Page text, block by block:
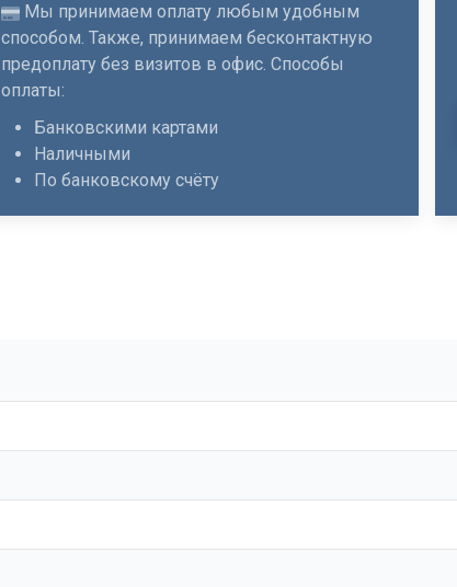
Мы принимаем оплату любым удобным
способом. Также, принимаем бесконтактную
предоплату без визитов в офис. Способы
оплаты:
Банковскими картами
Наличными
По банковскому счёту